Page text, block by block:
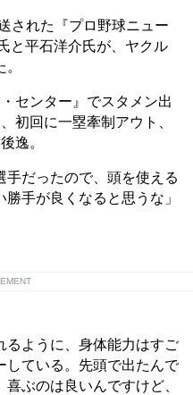
された『プロ野球ニュー
と平石洋介氏が、ヤクル
センター』でスタメン出
初回に一塁牽制アウト、
逸。
だったので、頭を使える
手が良くなると思うな」
ように、身体能力はすご
している。先頭で出たんで
ぶのは良いんですけど、